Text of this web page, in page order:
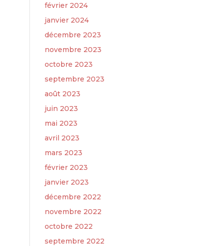
février 2024
janvier 2024
décembre 2023
novembre 2023
octobre 2023
septembre 2023
août 2023
juin 2023
mai 2023
avril 2023
mars 2023
février 2023
janvier 2023
décembre 2022
novembre 2022
octobre 2022
septembre 2022